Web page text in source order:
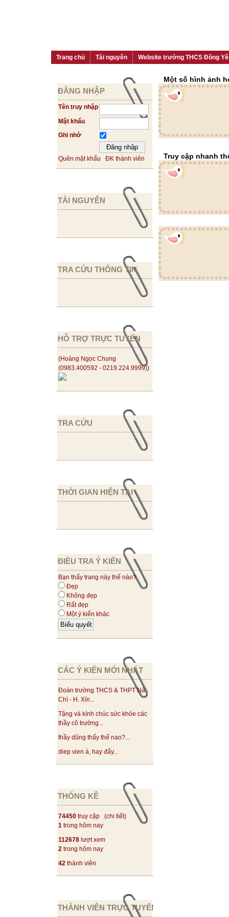
Trang chủ Tài nguyên Website trường THCS Đồng
ĐĂNG NHẬP
Tên truy nhập
Mật khẩu
Ghi nhớ
Quên mật khẩu ĐK thành viên
TÀI NGUYÊN
TRA CỨU THÔNG TIN
HỖ TRỢ TRỰC TUYẾN
(Hoàng Ngọc Chung
(0983.400592 - 0219.224.9999))
TRA CỨU
THỜI GIAN HIỆN TẠI
ĐIỀU TRA Ý KIẾN
Bạn thấy trang này thế nào?
Đẹp
Không đẹp
Rất đẹp
Một ý kiến khác
CÁC Ý KIẾN MỚI NHẤT
Đoàn trường THCS & THPT Nà
Chì - H. Xín...
Tặng và kính chúc sức khỏe các
thầy cô trường...
thầy dũng thấy thế nao?...
diep vien à, hay đấy...
THỐNG KÊ
74450 truy cập (chi tiết)
1 trong hôm nay
112678 lượt xem
2 trong hôm nay
42 thành viên
THÀNH VIÊN TRỰC TUYẾN
Một số hình ảnh
Truy cập nhanh